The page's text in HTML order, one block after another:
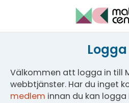
Välkommen att logga in till
webbtjänster. Har du inget
medlem innan du kan logga